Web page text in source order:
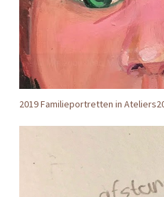
2019 Familieportretten in